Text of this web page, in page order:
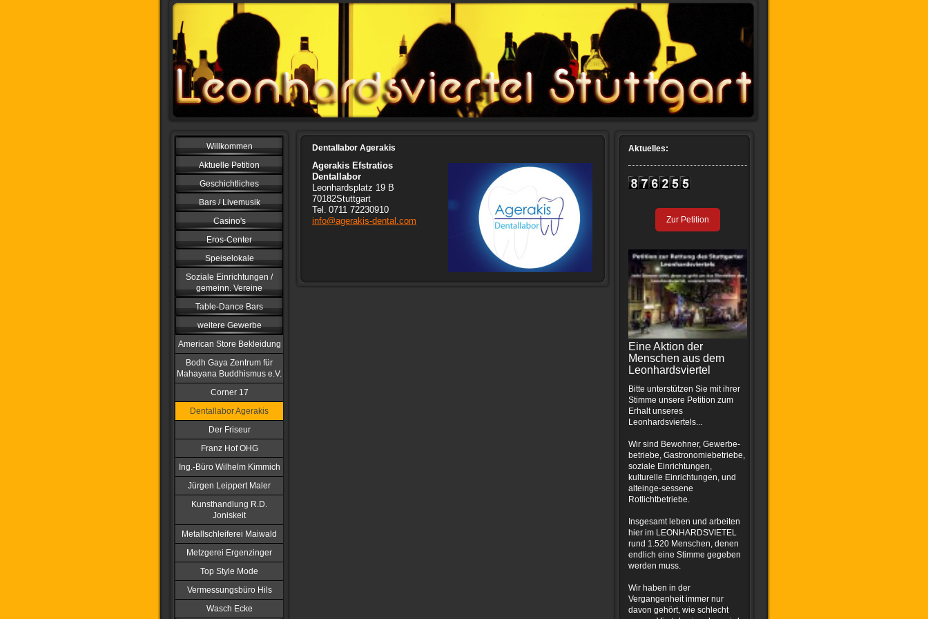
Willkommen
Aktuelle Petition
Geschichtliches
Bars / Livemusik
Casino's
Eros-Center
Speiselokale
Soziale Einrichtungen /
gemeinn. Vereine
Table-Dance Bars
weitere Gewerbe
American Store Bekleidung
Bodh Gaya Zentrum für
Mahayana Buddhismus e.V.
Corner 17
Dentallabor Agerakis
Der Friseur
Franz Hof OHG
Ing.-Büro Wilhelm Kimmich
Jürgen Leippert Maler
Kunsthandlung R.D.
Joniskeit
Metallschleiferei Maiwald
Metzgerei Ergenzinger
Top Style Mode
Vermessungsbüro Hils
Wasch Ecke
Dentallabor Agerakis
Agerakis Efstratios
Dentallabor
Leonhardsplatz 19 B
70182Stuttgart
Tel. 0711 72230910
info@agerakis-dental.com
Aktuelles:
Zur Petition
Eine Aktion der
Menschen aus dem
Leonhardsviertel
Bitte unterstützen Sie mit ihrer
Stimme unsere Petition zum
Erhalt unseres
Leonhardsviertels...
Wir sind Bewohner, Gewerbe-
betriebe, Gastronomiebetriebe,
soziale Einrichtungen,
kulturelle Einrichtungen, und
alteinge-sessene
Rotlichtbetriebe.
Insgesamt leben und arbeiten
hier im LEONHARDSVIETEL
rund 1.520 Menschen, denen
endlich eine Stimme gegeben
werden muss.
Wir haben in der
Vergangenheit immer nur
davon gehört, wie schlecht